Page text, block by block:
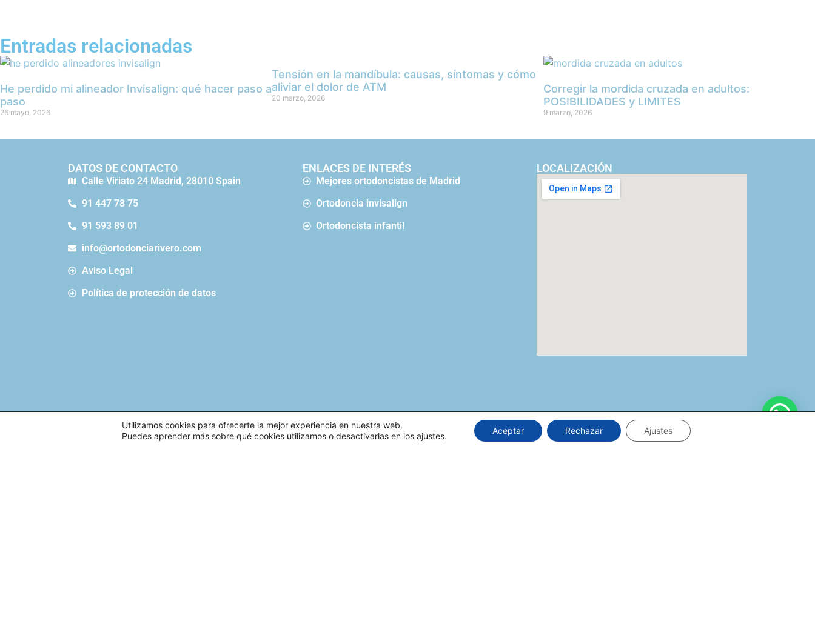
Entradas relacionadas
He perdido mi alineador Invisalign: qué hacer paso a
paso
26 mayo, 2026
Tensión en la mandíbula: causas, síntomas y cómo
aliviar el dolor de ATM
20 marzo, 2026
Corregir la mordida cruzada en adultos:
POSIBILIDADES y LIMITES
9 marzo, 2026
DATOS DE CONTACTO
Calle Viriato 24 Madrid, 28010 Spain
91 447 78 75
91 593 89 01
info@ortodonciarivero.com
Aviso Legal
Política de protección de datos
ENLACES DE INTERÉS
Mejores ortodoncistas de Madrid
Ortodoncia invisalign
Ortodoncista infantil
LOCALIZACIÓN
Utilizamos cookies para ofrecerte la mejor experiencia en nuestra web.
Puedes aprender más sobre qué cookies utilizamos o desactivarlas en losajustes.
Aceptar Rechazar Ajustes